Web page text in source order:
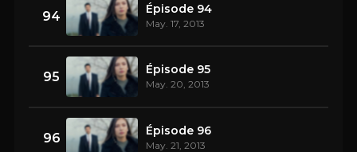
94 Épisode 94
May. 17, 2013
95 Épisode 95
May. 20, 2013
96 Épisode 96
May. 21, 2013